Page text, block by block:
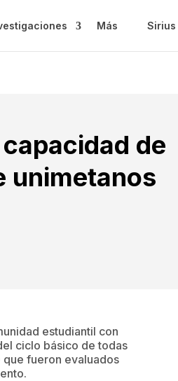
Más Sirius
de
unimetanos
estudiantil con
ciclo básico de todas
fueron evaluados